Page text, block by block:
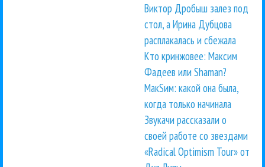
Виктор Дробыш залез под
стол, а Ирина Дубцова
расплакалась и сбежала
Кто кринжовее: Максим
Фадеев или Shaman?
МакSим: какой она была,
когда только начинала
Звукачи рассказали о
своей работе со звездами
«Radical Optimism Tour» от